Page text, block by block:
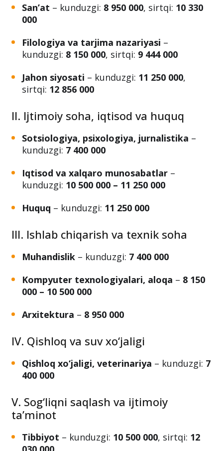
Pedagogika– kunduzgi:7 400 000 so‘m,
sirtqi:
San’at– kunduzgi:8 950 000, sirtqi:
000
Filologiya va tarjima nazariyasi–
kunduzgi:8 150 000
Jahon siyosati – kunduzgi: 11 250 000,
sirtqi:12 856 000
II. Ijtimoiy soha, iqtisod va huquq
Sotsiologiya, psixologiya, jurnalistika
kunduzgi: 7 400 000
Iqtisod va xalqaro munosabatlar
Huquq– kunduzgi: 11 250 000
Muhandislik – kunduzgi:
Kompyuter texnologiyalari, aloqa
Arxitektura– 8 950 000
IV. Qishloq va suv xo‘jaligi
Qishloq xo‘jaligi, veterinariya – kunduzgi:
400 000
V. Sog‘liqni saqlash va ijtimoiy